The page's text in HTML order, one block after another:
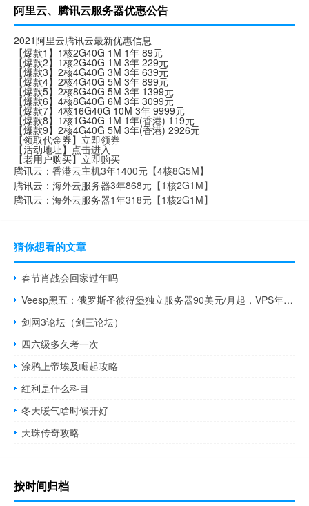
阿里云、腾讯云服务器优惠公告
2021阿里云腾讯云最新优惠信息
【爆款1】1核2G40G 1M 1年 89元
【爆款2】1核2G40G 1M 3年 229元
【爆款3】2核4G40G 3M 3年 639元
【爆款4】2核4G40G 5M 3年 899元
【爆款5】2核8G40G 5M 3年 1399元
【爆款6】4核8G40G 6M 3年 3099元
【爆款7】4核16G40G 10M 3年 9999元
【爆款8】1核1G40G 1M 1年(香港) 119元
【爆款9】2核4G40G 5M 3年(香港) 2926元
【领取代金券】 立即领券
【活动地址】 点击进入
【老用户购买】立即购买
腾讯云： 香港云主机3年1400元【4核8G5M】
腾讯云： 海外云服务器3年868元【1核2G1M】
腾讯云： 海外云服务器1年318元【1核2G1M】
猜你想看的文章
春节肖战会回家过年吗
Veesp黑五：俄罗斯圣彼得堡独立服务器90美元/月起，VPS年付优惠36%
剑网3论坛（剑三论坛）
四六级多久考一次
涂鸦上帝埃及崛起攻略
红利是什么科目
冬天暖气啥时候开好
天珠传奇攻略
按时间归档